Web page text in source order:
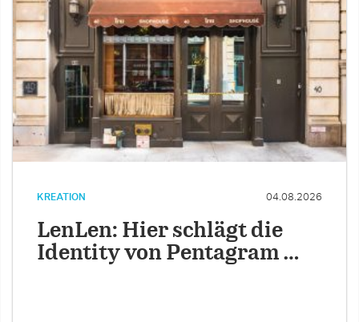
KREATION 04.08.2026
LenLen: Hier schlägt die
Identity von Pentagram …